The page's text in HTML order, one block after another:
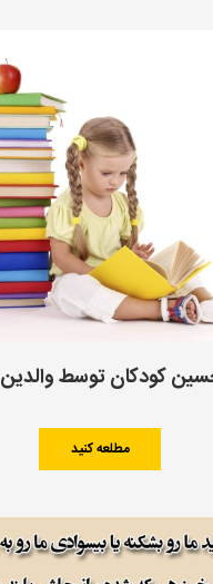
کودکان توسط والدین
مطلعه کنید